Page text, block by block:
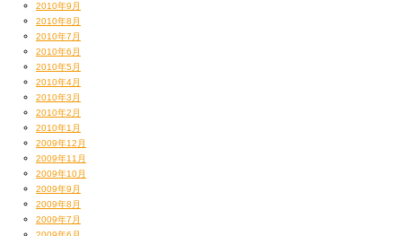
2010年9月
2010年8月
2010年7月
2010年6月
2010年5月
2010年4月
2010年3月
2010年2月
2010年1月
2009年12月
2009年11月
2009年10月
2009年9月
2009年8月
2009年7月